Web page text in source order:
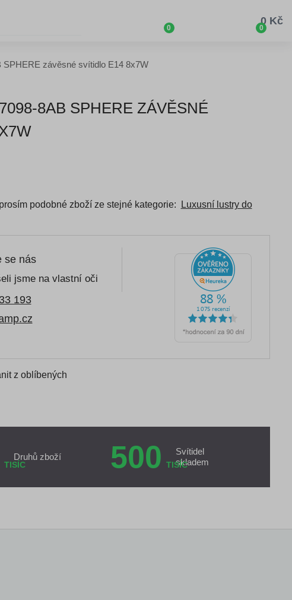
0 0
0 Kč
SPHERE závěsné svítidlo E14 8x7W
8AB SPHERE ZÁVĚSNÉ
podobné zboží ze stejné kategorie:
Luxusní lustry do
se nás
jsme na vlastní oči
193
z oblíbených
TISÍC
Druhů zboží 500 TISÍC
Svítidel
skladem